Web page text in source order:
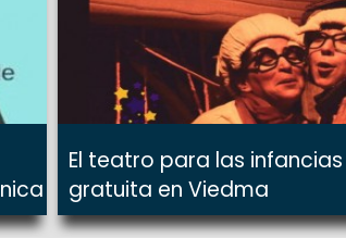
El teatro para las
gratuita en Viedma